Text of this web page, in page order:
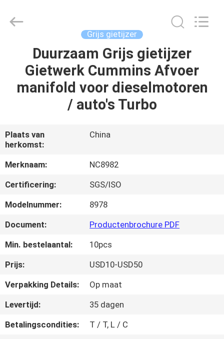
PRODUCTEN
OVER
ONS
FABRIEKSTOCHT
KWALITEITSCONTROLE
NEEM
CONTACT
ONS
OP
CO.,LTD.
Grijs gietijzer
Duurzaam Grijs gietijzer
Gietwerk Cummins Afvoer
manifold voor dieselmotoren
/ auto's Turbo
Plaats van
herkomst:
China
Merknaam:
NC8982
Certificering:
SGS/ISO
Modelnummer:
8978
Document:
Productenbrochure PDF
Min. bestelaantal:
10pcs
Prijs:
USD10-USD50
Verpakking Details:
Op maat
Levertijd:
35 dagen
Betalingscondities:
T / T, L / C